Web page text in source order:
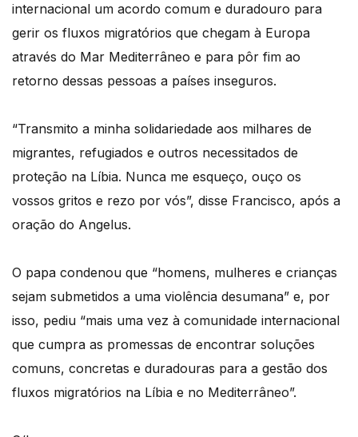
internacional um acordo comum e duradouro para
gerir os fluxos migratórios que chegam à Europa
através do Mar Mediterrâneo e para pôr fim ao
retorno dessas pessoas a países inseguros.
“Transmito a minha solidariedade aos milhares de
migrantes, refugiados e outros necessitados de
proteção na Líbia. Nunca me esqueço, ouço os
vossos gritos e rezo por vós”, disse Francisco, após a
oração do Angelus.
O papa condenou que “homens, mulheres e crianças
sejam submetidos a uma violência desumana” e, por
isso, pediu “mais uma vez à comunidade internacional
que cumpra as promessas de encontrar soluções
comuns, concretas e duradouras para a gestão dos
fluxos migratórios na Líbia e no Mediterrâneo”.